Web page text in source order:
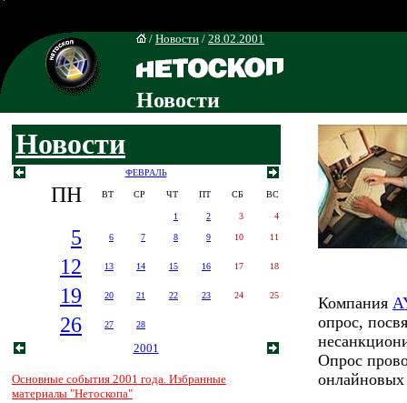
/ Новости / 28.02.2001
Новости
Новости
ФЕВРАЛЬ
ПН ВТ СР ЧТ ПТ СБ ВС
1 2 3 4
5 6 7 8 9 10 11
12 13 14 15 16 17 18
19 20 21 22 23 24 25
26 27 28
2001
Основные события 2001 года. Избранные
материалы "Нетоскопа"
Компания
опрос,
Опрос
онлайновых